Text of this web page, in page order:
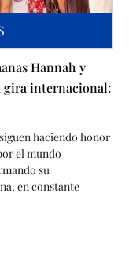
Hannah y
gira internacional:
haciendo honor
el mundo
su
en constante